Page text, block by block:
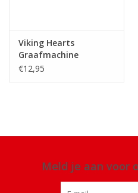
Viking Hearts
Graafmachine
€12,95
Meld je aan voor